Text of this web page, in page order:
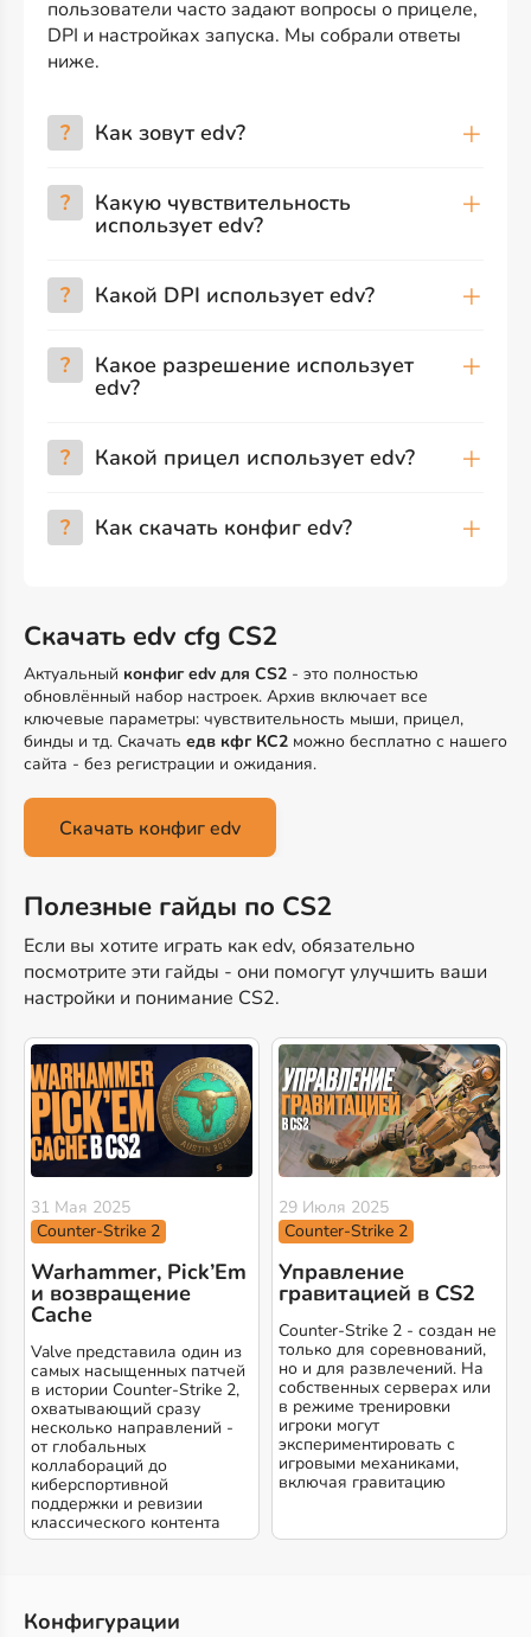
пользователи часто задают вопросы о прицеле,
DPI и настройках запуска. Мы собрали ответы
ниже.
? Как зовут edv?
? Какую чувствительность
использует edv?
? Какой DPI использует edv?
? Какое разрешение использует
edv?
? Какой прицел использует edv?
? Как скачать конфиг edv?
Скачать edv cfg CS2
Актуальный конфиг edv для CS2 - это полностью
обновлённый набор настроек. Архив включает все
ключевые параметры: чувствительность мыши, прицел,
бинды и тд. Скачать едв кфг КС2 можно бесплатно с нашего
сайта - без регистрации и ожидания.
Скачать конфиг edv
Полезные гайды по CS2
Если вы хотите играть как edv, обязательно
посмотрите эти гайды - они помогут улучшить ваши
настройки и понимание CS2.
31 Мая 2025
Counter-Strike 2
Warhammer, Pick’Em
и возвращение
Cache
Valve представила один из
самых насыщенных патчей
в истории Counter-Strike 2,
охватывающий сразу
несколько направлений -
от глобальных
коллабораций до
киберспортивной
поддержки и ревизии
классического контента
29 Июля 2025
Counter-Strike 2
Управление
гравитацией в CS2
Counter-Strike 2 - создан не
только для соревнований,
но и для развлечений. На
собственных серверах или
в режиме тренировки
игроки могут
экспериментировать с
игровыми механиками,
включая гравитацию
Конфигурации